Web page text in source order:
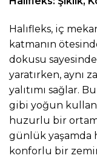
Halıfleks, iç
katmanın
dokusu
yaratırken, aynı
yalıtımı sağlar.
gibi yoğun
huzurlu bir ortam
günlük yaşamda
konforlu bir